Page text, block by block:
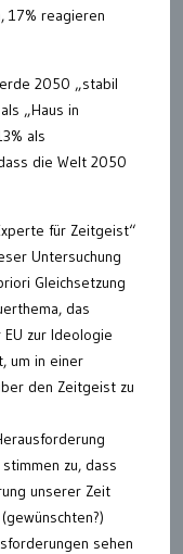
17% reagieren
2050 „stabil
„Haus in
als
die Welt 2050
für Zeitgeist“
Untersuchung
Gleichsetzung
das
zur Ideologie
um in einer
den Zeitgeist zu
zu, dass
unserer Zeit
sehen